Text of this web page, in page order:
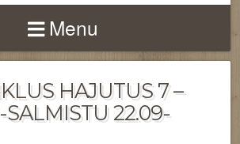
Menu
HAJUTUS 7 –
22.09-